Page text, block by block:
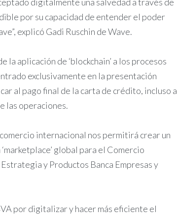
digitalmente una salvedad a través de
por su capacidad de entender el poder
explicó Gadi Ruschin de Wave.
aplicación de ‘blockchain’ a los procesos
exclusivamente en la presentación
al pago final de la carta de crédito, incluso a
las operaciones.
internacional nos permitirá crear un
global para el Comercio
y Productos Banca Empresas y
por digitalizar y hacer más eficiente el